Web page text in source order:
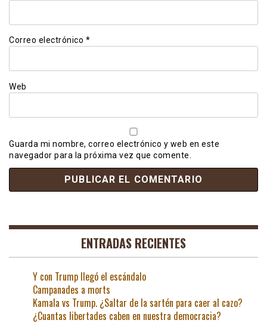
Correo electrónico *
Web
Guarda mi nombre, correo electrónico y web en este
navegador para la próxima vez que comente.
ENTRADAS RECIENTES
Y con Trump llegó el escándalo
Campanades a morts
Kamala vs Trump. ¿Saltar de la sartén para caer al cazo?
¿Cuantas libertades caben en nuestra democracia?